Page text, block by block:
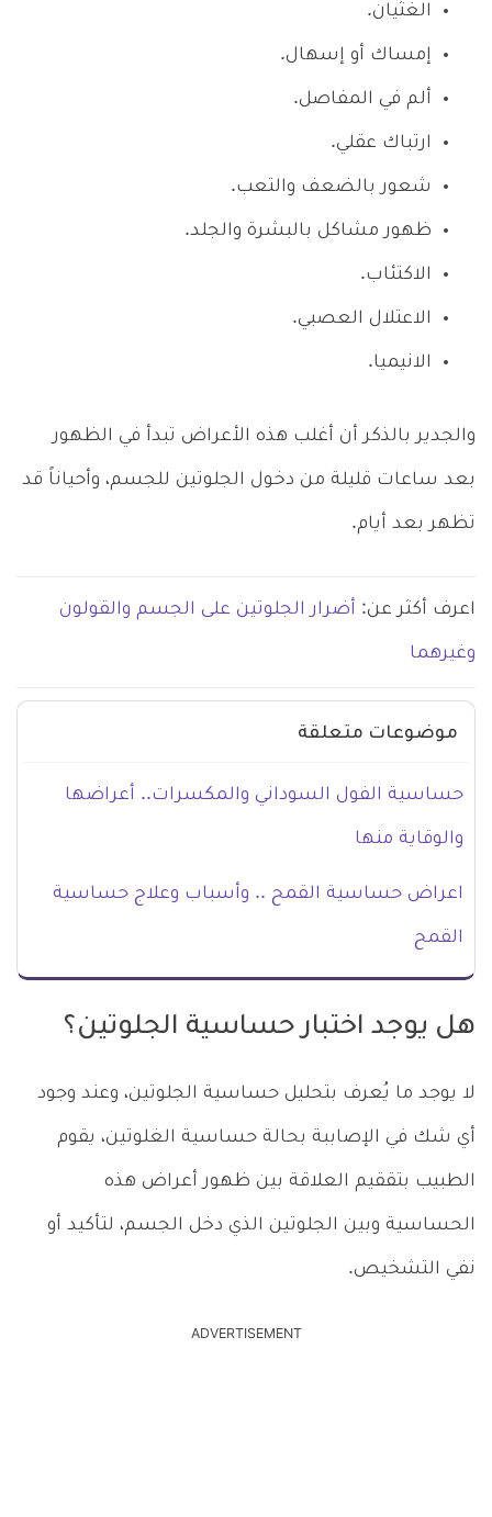
الغثيان.
إمساك أو إسهال.
ألم في المفاصل.
ارتباك عقلي.
شعور بالضعف والتعب.
ظهور مشاكل بالبشرة والجلد.
الاكتئاب.
الاعتلال العصبي.
الانيميا.
والجدير بالذكر أن أغلب هذه الأعراض تبدأ في الظهور
بعد ساعات قليلة من دخول الجلوتين للجسم، وأحياناً قد
تظهر بعد أيام.
اعرف أكثر عن: أضرار الجلوتين على الجسم والقولون
وغيرهما
موضوعات متعلقة
حساسية الفول السوداني والمكسرات.. أعراضها
والوقاية منها
اعراض حساسية القمح .. وأسباب وعلاج حساسية
القمح
هل يوجد اختبار حساسية الجلوتين؟
لا يوجد ما يُعرف بتحليل حساسية الجلوتين، وعند وجود
أي شك في الإصاببة بحالة حساسية الغلوتين، يقوم
الطبيب بتققيم العلاقة بين ظهور أعراض هذه
الحساسية وبين الجلوتين الذي دخل الجسم، لتأكيد أو
نفي التشخيص.
ADVERTISEMENT